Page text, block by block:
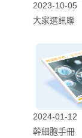
2023-10-05
大家選訊聯
2024-01-12
幹細胞手冊